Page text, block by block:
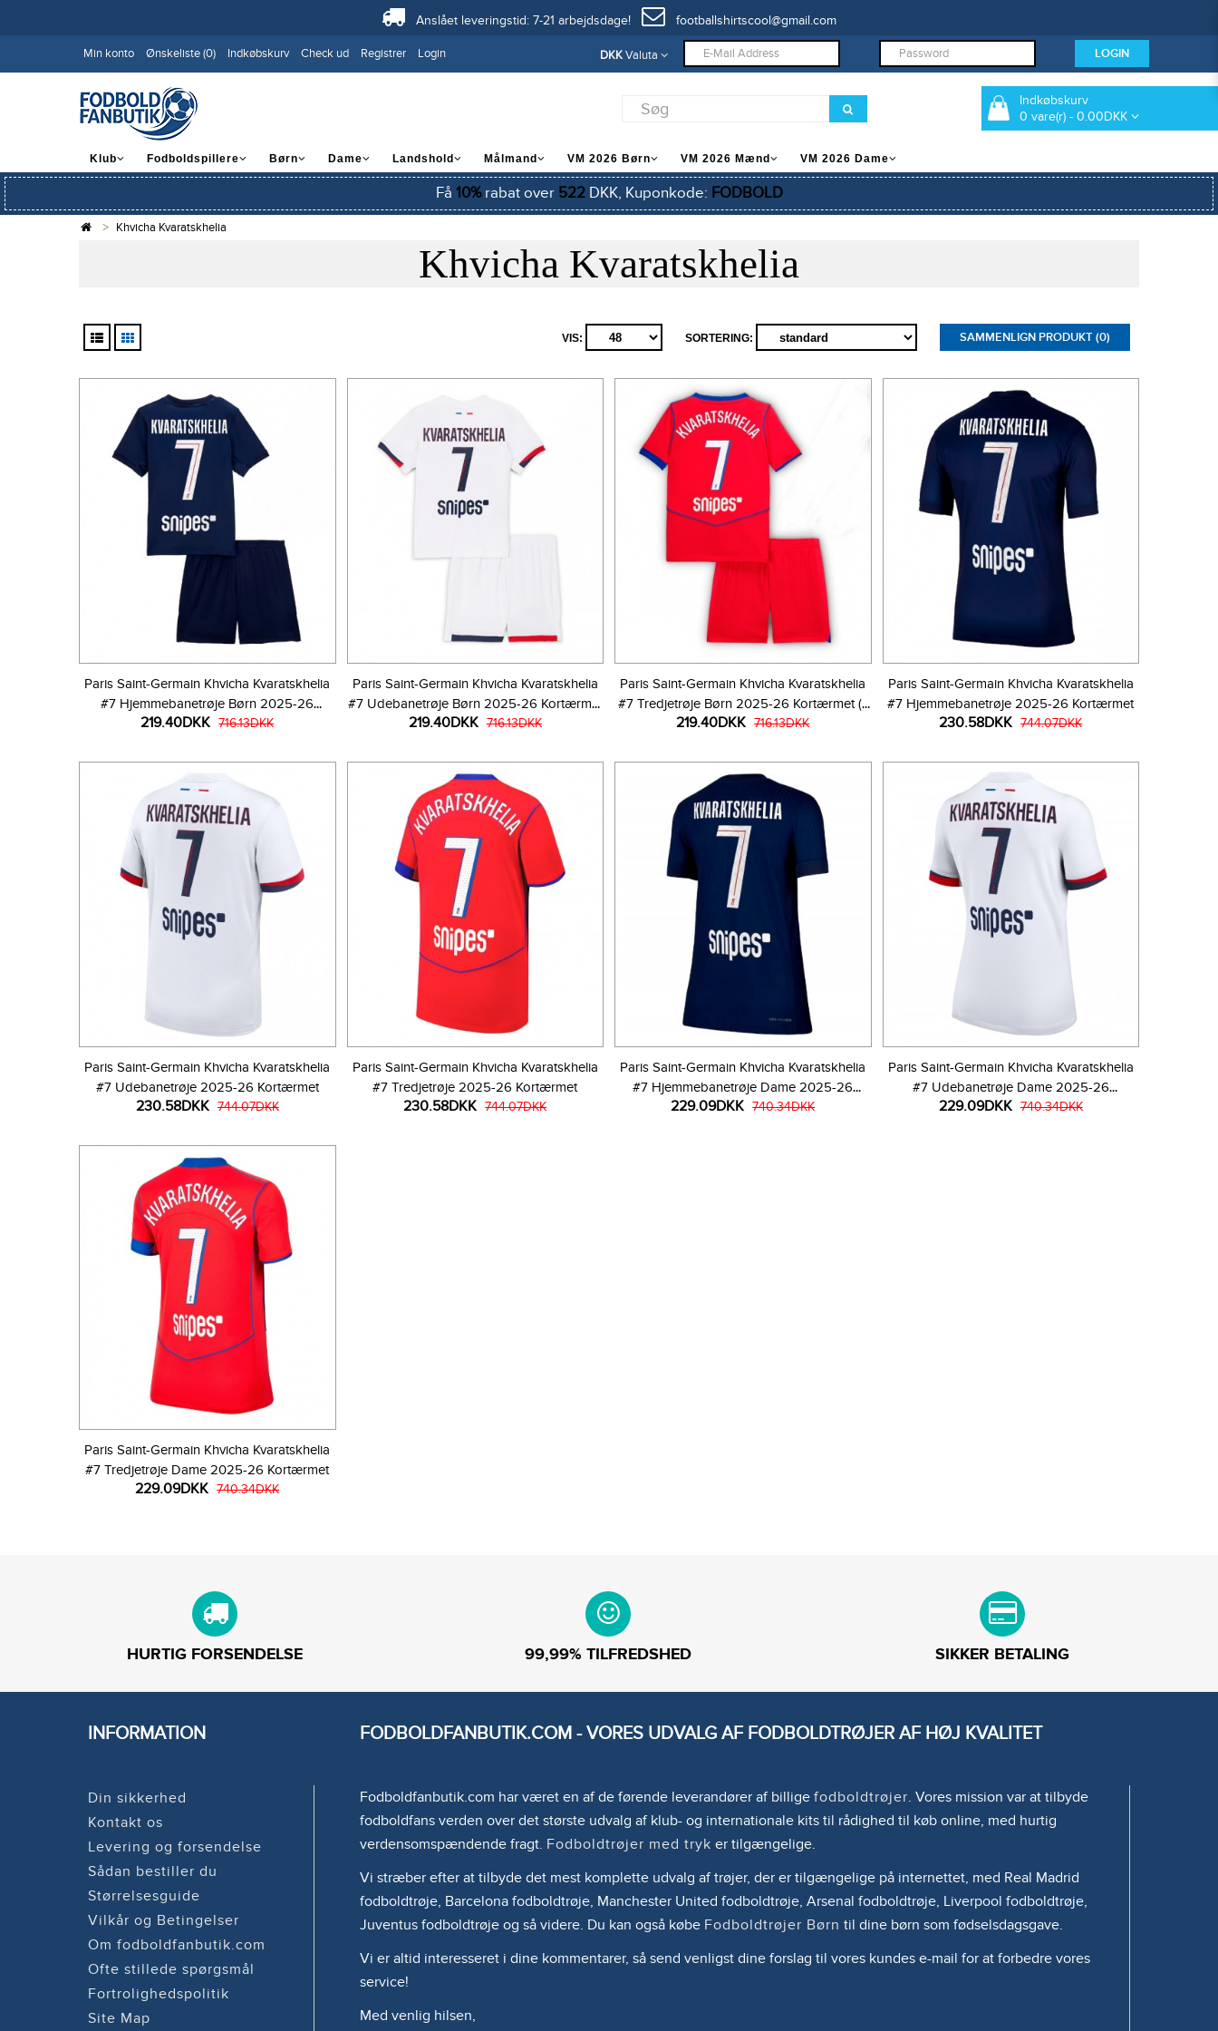
Anslået leveringstid: 7-21 arbejdsdage! footballshirtscool@gmail.com
Min konto Ønskeliste (0) Indkøbskurv Check ud Registrer Login DKKValuta
Indkøbskurv
0 vare(r) - 0.00DKK
Klub Fodboldspillere Børn Dame Landshold Målmand VM 2026 Børn VM 2026 Mænd VM 2026 Dame
Få 10%rabat over 522DKK, Kuponkode: FODBOLD
Khvicha Kvaratskhelia
Khvicha Kvaratskhelia
SAMMENLIGN PRODUKT (0)
SORTERING:
VIS:
Paris Saint-Germain Khvicha Kvaratskhelia
#7 Hjemmebanetrøje Børn 2025-26
Kortærmet (+ Korte bukser)
219.40DKK 716.13DKK
Paris Saint-Germain Khvicha Kvaratskhelia
#7 Udebanetrøje Børn 2025-26 Kortærmet
(+ Korte bukser)
219.40DKK 716.13DKK
Paris Saint-Germain Khvicha Kvaratskhelia
#7 Tredjetrøje Børn 2025-26 Kortærmet (+
Korte bukser)
219.40DKK 716.13DKK
Paris Saint-Germain Khvicha Kvaratskhelia
#7 Hjemmebanetrøje 2025-26 Kortærmet
230.58DKK 744.07DKK
Paris Saint-Germain Khvicha Kvaratskhelia
#7 Udebanetrøje 2025-26 Kortærmet
230.58DKK 744.07DKK
Paris Saint-Germain Khvicha Kvaratskhelia
#7 Tredjetrøje 2025-26 Kortærmet
230.58DKK 744.07DKK
Paris Saint-Germain Khvicha Kvaratskhelia
#7 Hjemmebanetrøje Dame 2025-26
Kortærmet
229.09DKK 740.34DKK
Paris Saint-Germain Khvicha Kvaratskhelia
#7 Udebanetrøje Dame 2025-26
Kortærmet
229.09DKK 740.34DKK
Paris Saint-Germain Khvicha Kvaratskhelia
#7 Tredjetrøje Dame 2025-26 Kortærmet
229.09DKK 740.34DKK
HURTIG FORSENDELSE 99,99% TILFREDSHED SIKKER BETALING
INFORMATION
Din sikkerhed
Kontakt os
Levering og forsendelse
Sådan bestiller du
Størrelsesguide
Vilkår og Betingelser
Om fodboldfanbutik.com
Ofte stillede spørgsmål
Fortrolighedspolitik
Site Map
FODBOLDFANBUTIK.COM - VORES UDVALG AF FODBOLDTRØJER AF HØJ KVALITET
Fodboldfanbutik.com har været en af de førende leverandører af billige fodboldtrøjer. Vores mission var at tilbyde
fodboldfans verden over det største udvalg af klub- og internationale kits til rådighed til køb online, med hurtig
verdensomspændende fragt. Fodboldtrøjer med tryk er tilgængelige.
Vi stræber efter at tilbyde det mest komplette udvalg af trøjer, der er tilgængelige på internettet, med Real Madrid
fodboldtrøje, Barcelona fodboldtrøje, Manchester United fodboldtrøje, Arsenal fodboldtrøje, Liverpool fodboldtrøje,
Juventus fodboldtrøje og så videre. Du kan også købe Fodboldtrøjer Børn til dine børn som fødselsdagsgave.
Vi er altid interesseret i dine kommentarer, så send venligst dine forslag til vores kundes e-mail for at forbedre vores
service!
Med venlig hilsen,